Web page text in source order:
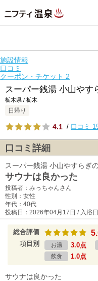
施設情報
口コミ
クーポン・チケット 2
スーパー銭湯 小山やす
栃木県 / 栃木
日帰り
4.1 / 口コミ
口コミ詳細
スーパー銭湯 小山やすらぎ
サウナは良かった
投稿者：みっちゃんさん
性別：女性
年代：40代
投稿日：2026年04月17日 / 入浴
総合評価
項目別 お湯 3.0点
飲食 1.0点
サウナは良かった